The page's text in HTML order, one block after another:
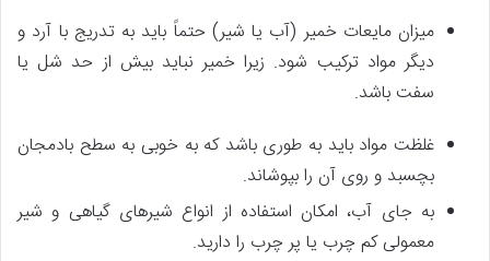
میزان مایعات خمیر (آب یا شیر) حتماً باید به تدریج با آرد و
دیگر مواد ترکیب شود. زیرا خمیر نباید بیش از حد شل یا
سفت باشد.
غلظت مواد باید به طوری باشد که به خوبی به سطح بادمجان
بچسبد و روی آن را بپوشاند.
به جای آب، امکان استفاده از انواع شیرهای گیاهی و شیر
معمولی کم چرب یا پر چرب را دارید.